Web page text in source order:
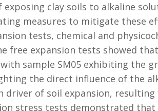
clay soils to alkaline
measures to mitigate these
tests, chemical and
free expansion tests showed
sample SM05 exhibiting the
the direct influence of the
driver of soil expansion,
stress tests demonstrated